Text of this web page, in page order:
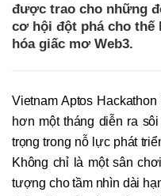
được trao cho những
cơ hội đột phá cho thế
hóa giấc mơ Web3.
Vietnam Aptos
hơn một tháng diễn ra
trọng trong nỗ lực phát
Không chỉ là một sân
tượng cho tầm nhìn dài